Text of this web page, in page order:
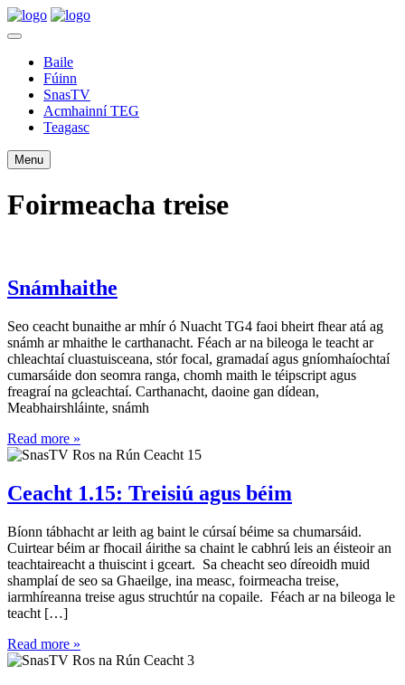
Baile
Fúinn
SnasTV
Acmhainní TEG
Teagasc
Menu
Foirmeacha treise
Snámhaithe
Seo ceacht bunaithe ar mhír ó Nuacht TG4 faoi bheirt fhear atá ag
snámh ar mhaithe le carthanacht. Féach ar na bileoga le teacht ar
chleachtaí cluastuisceana, stór focal, gramadaí agus gníomhaíochtaí
cumarsáide don seomra ranga, chomh maith le téipscript agus
freagraí na gcleachtaí. Carthanacht, daoine gan dídean,
Meabhairshláinte, snámh
Read more »
Ceacht 1.15: Treisiú agus béim
Bíonn tábhacht ar leith ag baint le cúrsaí béime sa chumarsáid.
Cuirtear béim ar fhocail áirithe sa chaint le cabhrú leis an éisteoir an
teachtaireacht a thuiscint i gceart. Sa cheacht seo díreoidh muid
shamplaí de seo sa Ghaeilge, ina measc, foirmeacha treise,
iarmhíreanna treise agus struchtúr na copaile. Féach ar na bileoga le
teacht […]
Read more »